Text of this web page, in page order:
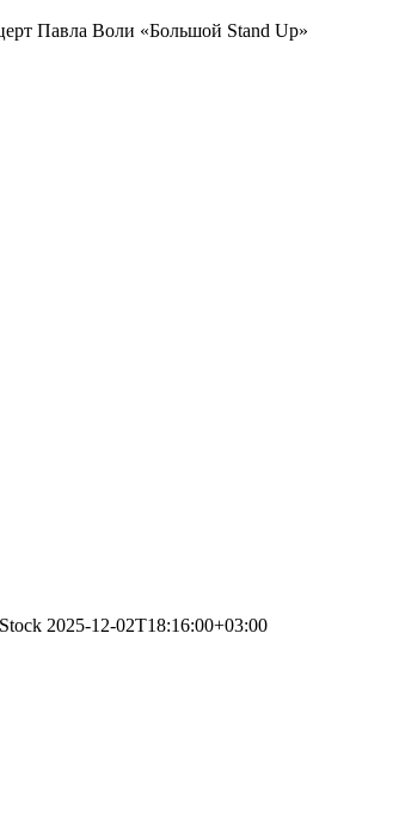
Павла Воли «Большой Stand Up»
2025-12-02T18:16:00+03:00